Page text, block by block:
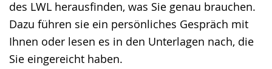
des LWL herausfinden, was Sie genau brauchen.
Dazu führen sie ein persönliches Gespräch mit
Ihnen oder lesen es in den Unterlagen nach, die
Sie eingereicht haben.